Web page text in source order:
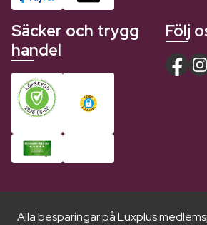
Säcker och trygg
handel
Följ
Alla besparingar på Luxplus